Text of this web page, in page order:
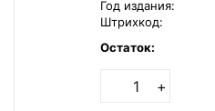
Год издания:
Штрихкод:
Остаток:
+